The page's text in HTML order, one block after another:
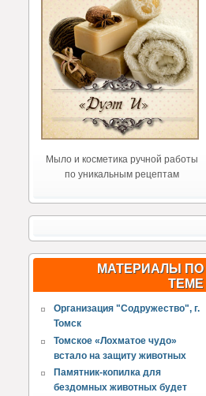
Мыло и косметика ручной работы
по уникальным рецептам
МАТЕРИАЛЫ ПО
ТЕМЕ
Организация "Содружество", г.
Томск
Томское «Лохматое чудо»
встало на защиту животных
Памятник-копилка для
бездомных животных будет